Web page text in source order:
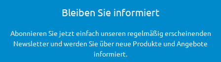
Bleiben Sie informiert
Abonnieren Sie jetzt einfach unseren regelmäßig erscheinenden
Newsletter und werden Sie über neue Produkte und Angebote
informiert.